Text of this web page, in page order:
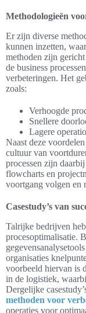
Methodologieën
Er zijn diverse
kunnen inzetten,
methoden zijn
de business
verbeteringen. Het
zoals:
Verhoogde
Snellere
Lagere
Naast deze
cultuur van
processen zijn
flowcharts en
voortgang volgen en
Casestudy’s van
Talrijke bedrijven
procesoptimalisatie.
organisaties
voorbeeld hiervan is
in de logistiek,
Dergelijke
methoden voor
operaties voor